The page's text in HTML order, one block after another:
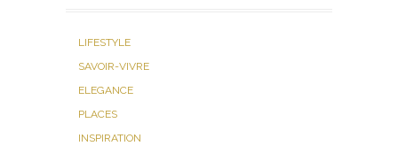
LIFESTYLE
SAVOIR-VIVRE
ELEGANCE
PLACES
INSPIRATION